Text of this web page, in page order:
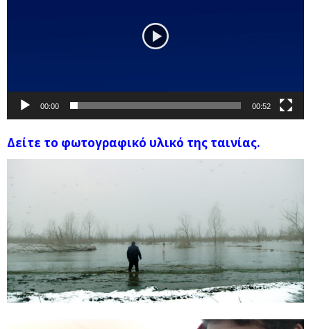
00:00 00:52
Δείτε το φωτογραφικό υλικό της ταινίας.